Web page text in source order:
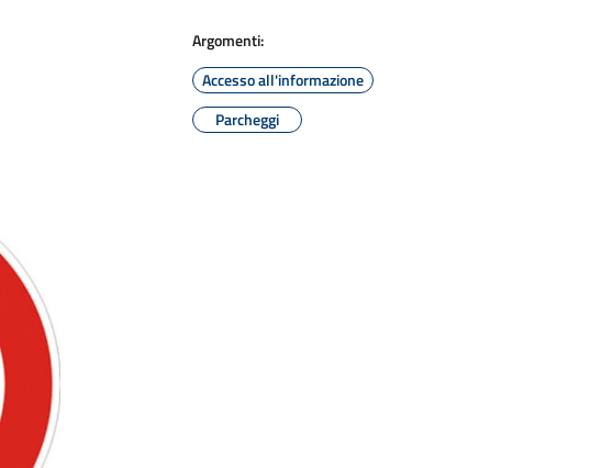
Argomenti:
Accesso all'informazione
Parcheggi